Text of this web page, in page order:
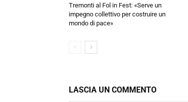
Tremonti al Fol in Fest: «Serve un
impegno collettivo per costruire un
mondo di pace»
LASCIA UN COMMENTO